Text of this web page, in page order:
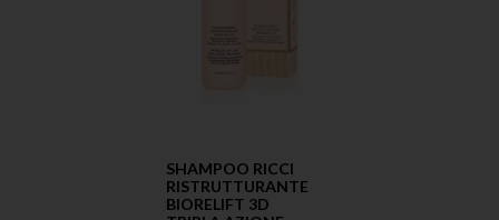
SHAMPOO RICCI
RISTRUTTURANTE
BIORELIFT 3D